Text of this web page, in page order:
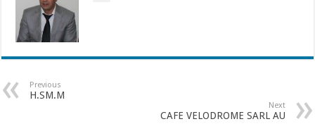
Previous
H.SM.M
Next
CAFE VELODROME SARL AU